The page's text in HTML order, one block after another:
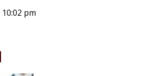
pm